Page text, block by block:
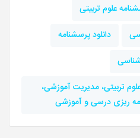
علوم تربیتی
دانلود پرسشنامه
تربیتی، مدیریت آموزشی،
ریزی درسی و آموزشی